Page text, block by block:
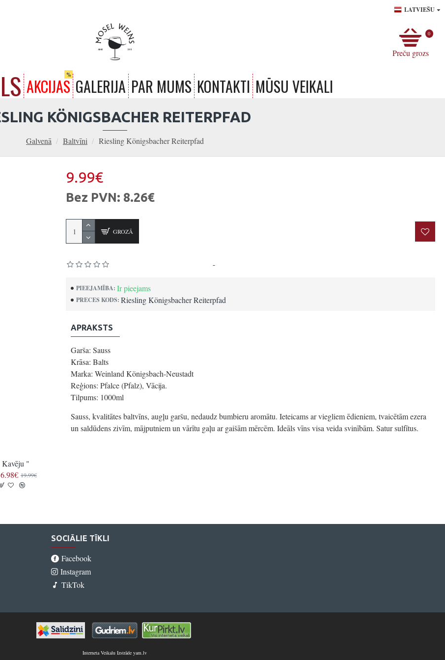
LATVIEŠU
Preču grozs
0
AKCIJAS
%
GALERIJA PAR MUMS KONTAKTI MŪSU VEIKALI
Galvenā Baltvīni Riesling Königsbacher Reiterpfad
KÖNIGSBACHER REITERPFAD
Kavēju "
19.99€
PIEEJAMĪBA: Ir pieejams
PRECES KODS: Riesling Königsbacher Reiterpfad
-
9.99€
Bez PVN: 8.26€
GROZĀ
APRAKSTS
Garša: Sauss
Krāsa: Balts
Marka: Weinland Königsbach-Neustadt
Reģions: Pfalce (Pfalz), Vācija.
Tilpums: 1000ml
Sauss, kvalitātes baltvīns, augļu garšu, nedaudz bumbieru aromātu. Ieteicams ar viegliem ēdieniem, tvaicētām ezera
un saldūdens zivīm, mājputniem un vārītu gaļu ar gaišām mērcēm. Ideāls vīns visa veida svinībām. Satur sulfītus.
SOCIĀLIE TĪKLI
Facebook
Instagram
TikTok
Interneta Veikalu Izstrāde yam.lv